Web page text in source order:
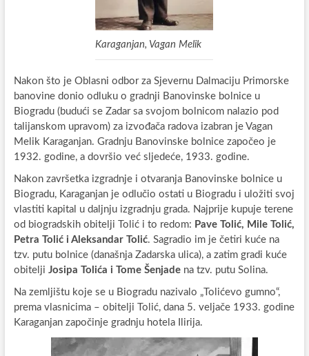
Karaganjan, Vagan Melik
Nakon što je Oblasni odbor za Sjevernu Dalmaciju Primorske
banovine donio odluku o gradnji Banovinske bolnice u
Biogradu (budući se Zadar sa svojom bolnicom nalazio pod
talijanskom upravom) za izvođača radova izabran je Vagan
Melik Karaganjan. Gradnju Banovinske bolnice započeo je
1932. godine, a dovršio već sljedeće, 1933. godine.
Nakon završetka izgradnje i otvaranja Banovinske bolnice u
Biogradu, Karaganjan je odlučio ostati u Biogradu i uložiti svoj
vlastiti kapital u daljnju izgradnju grada. Najprije kupuje terene
od biogradskih obitelji Tolić i to redom: Pave Tolić, Mile Tolić,
Petra Tolić i Aleksandar Tolić. Sagradio im je četiri kuće na
tzv. putu bolnice (današnja Zadarska ulica), a zatim gradi kuće
obitelji Josipa Tolića i Tome Šenjadena tzv. putu Solina.
Na zemljištu koje se u Biogradu nazivalo „Tolićevo gumno“,
prema vlasnicima – obitelji Tolić, dana 5. veljače 1933. godine
Karaganjan započinje gradnju hotela Ilirija.